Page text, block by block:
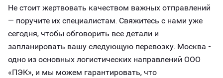
Не стоит жертвовать качеством важных отправлений
— поручите их специалистам. Свяжитесь с нами уже
сегодня, чтобы обговорить все детали и
запланировать вашу следующую перевозку. Москва -
одно из основных логистических направлений ООО
«ПЭК», и мы можем гарантировать, что